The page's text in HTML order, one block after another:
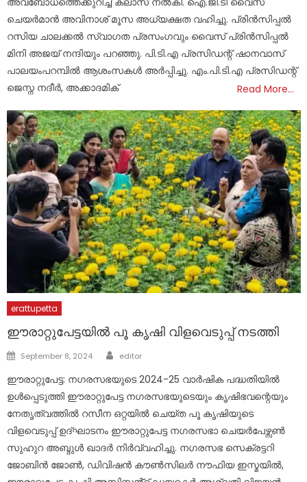
ചെയർമാൻ അവിനാശ് മൂസ അധ്യക്ഷത വഹിച്ചു. പ്രിൻസിപ്പൽ
റസിയ ചാലക്കൽ സ്വാഗത പ്രസംഗവും വൈസ് പ്രിൻസിപ്പൽ
മിനി അജയ് നന്ദിയും പറഞ്ഞു. പി.ടി.എ പ്രസിഡന്റ് ഷാനവാസ്
പാലയംപറമ്പിൽ ആശംസകൾ അർപ്പിച്ചു. എം.പി.ടി.എ പ്രസിഡന്റ്
ജെസ്ന നദീർ, അക്കാദമിക്
Read More…
erattupetta
ഈരാറ്റുപേട്ടയിൽ പൂ കൃഷി വിളവെടുപ്പ് നടത്തി
Posted
September 8, 2024 Author
editor
ഈരാറ്റുപേട്ട: നഗരസഭയുടെ 2024-25 വാർഷിക പദ്ധതിയിൽ
ഉൾപ്പെടുത്തി ഈരാറ്റുപേട്ട നഗരസഭയുടെയും കൃഷിഭവന്റെയും
നേതൃത്വത്തിൽ റസീന ഒറ്റയിൽ ചെയ്ത പൂ കൃഷിയുടെ
വിളവെടുപ്പ് ഉദ്ഘാടനം ഈരാറ്റുപേട്ട നഗരസഭാ ചെയർപേഴ്സൺ
സുഹുറ അബ്ദുൾ ഖാദർ നിർവ്വഹിച്ചു. നഗരസഭ സെക്രട്ടറി
ജോബിൻ ജോൺ, ഡിവിഷൻ കൗൺസിലർ നൗഫിയ ഇസ്മയിൽ,